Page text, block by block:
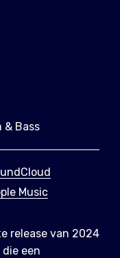
& Bass
Music
release van 2024
een